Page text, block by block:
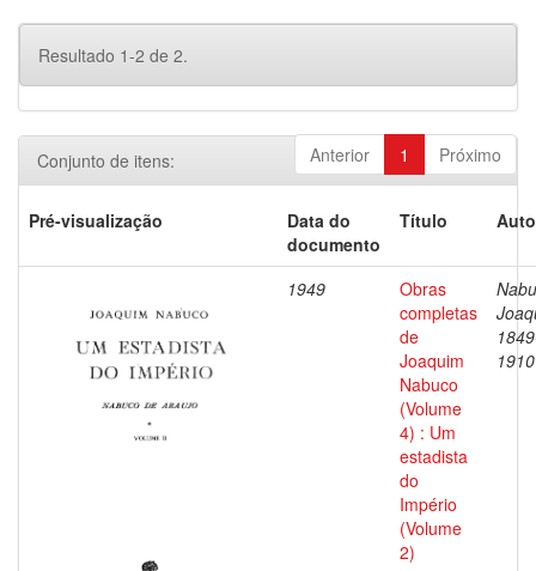
Resultado 1-2 de 2.
Anterior 1 Próximo
Conjunto de itens:
Pré-visualização
Data do
documento
Título
1949
Obras
completas
de
Joaquim
Nabuco
(Volume
4) : Um
estadista
do
Império
(Volume
2)
1910